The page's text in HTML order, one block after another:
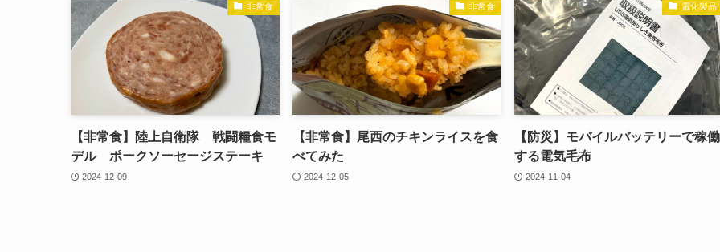
非常食
【非常食】陸上自衛隊 戦闘糧食モ
デル ポークソーセージステーキ
2024-12-09
非常食
【非常食】尾西のチキンライスを食
べてみた
2024-12-05
電化製品
【防災】モバイルバッテリーで稼働
する電気毛布
2024-11-04